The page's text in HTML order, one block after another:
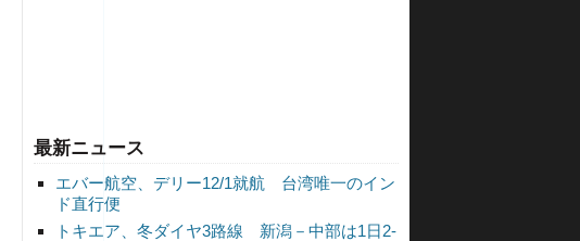
最新ニュース
エバー航空、デリー12/1就航 台湾唯一のイン
ド直行便
トキエア、冬ダイヤ3路線 新潟－中部は1日2-